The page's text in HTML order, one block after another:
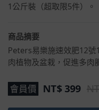
1公斤裝（超取限5件）。
商品摘要
Peters易樂施速效肥12
肉植物及盆栽，促進多肉
會員價 NT$ 399